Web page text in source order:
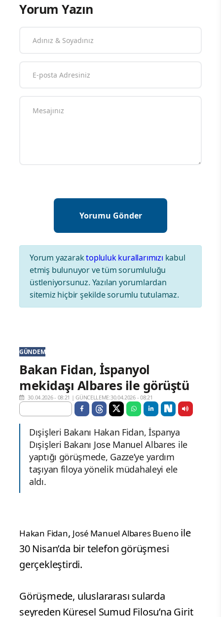
Yorum Yazın
Yorum yazaraktopluluk kurallarımızı kabul
etmiş bulunuyor ve tüm sorumluluğu
üstleniyorsunuz. Yazılan yorumlardan
sitemiz hiçbir şekilde sorumlu tutulamaz.
GÜNDEM
Bakan Fidan, İspanyol
mekidaşı Albares ile görüştü
30.04.2026 - 08:21 |GÜNCELLEME:30.04.2026 - 08:21
Dışişleri Bakanı Hakan Fidan, İspanya
Dışişleri Bakanı Jose Manuel Albares ile
yaptığı görüşmede, Gazze’ye yardım
taşıyan filoya yönelik müdahaleyi ele
aldı.
Hakan Fidan, José Manuel Albares Buenoile
30 Nisan’da bir telefon görüşmesi
gerçekleştirdi.
Görüşmede, uluslararası sularda
seyreden Küresel Sumud Filosu’na Girit